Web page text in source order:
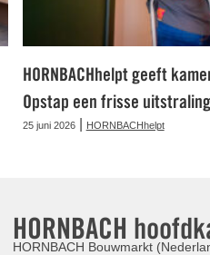
HORNBACHhelpt geeft
Opstap een frisse uitstraling
25 juni 2026| HORNBACHhelpt
HORNBACH
HORNBACH Bouwmarkt